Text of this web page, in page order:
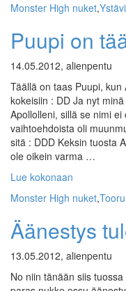
Monster High nuket,
Puupi on
14.05.2012, alienpentu
Täällä on taas Puupi,
kokeisiin : DD Ja nyt
Apollolleni, sillä se nimi
vaihtoehdoista oli
sitä : DDD Keksin tuosta
ole oikein varma …
Lue kokonaan
Monster High nuket,Tooru
Äänestys
13.05.2012, alienpentu
No niin tänään siis